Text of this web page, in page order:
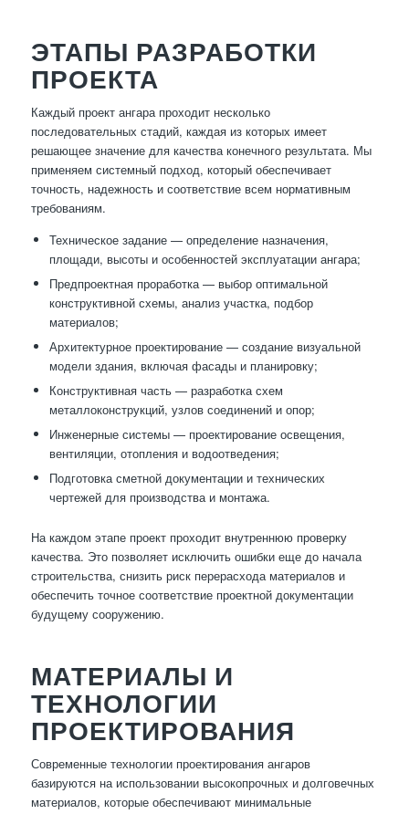
ЭТАПЫ РАЗРАБОТКИ
ПРОЕКТА
Каждый проект ангара проходит несколько
последовательных стадий, каждая из которых имеет
решающее значение для качества конечного результата. Мы
применяем системный подход, который обеспечивает
точность, надежность и соответствие всем нормативным
требованиям.
Техническое задание — определение назначения,
площади, высоты и особенностей эксплуатации ангара;
Предпроектная проработка — выбор оптимальной
конструктивной схемы, анализ участка, подбор
материалов;
Архитектурное проектирование — создание визуальной
модели здания, включая фасады и планировку;
Конструктивная часть — разработка схем
металлоконструкций, узлов соединений и опор;
Инженерные системы — проектирование освещения,
вентиляции, отопления и водоотведения;
Подготовка сметной документации и технических
чертежей для производства и монтажа.
На каждом этапе проект проходит внутреннюю проверку
качества. Это позволяет исключить ошибки еще до начала
строительства, снизить риск перерасхода материалов и
обеспечить точное соответствие проектной документации
будущему сооружению.
МАТЕРИАЛЫ И
ТЕХНОЛОГИИ
ПРОЕКТИРОВАНИЯ
Современные технологии проектирования ангаров
базируются на использовании высокопрочных и долговечных
материалов, которые обеспечивают минимальные